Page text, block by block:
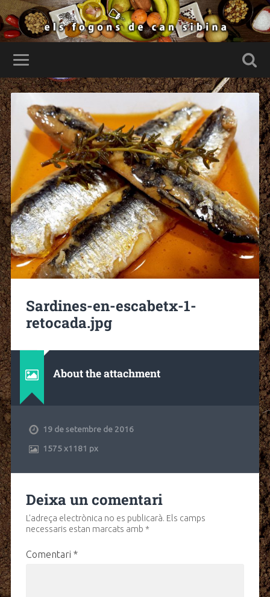
Sardines-en-escabetx-1-
retocada.jpg
About the attachment
19 de setembre de 2016
1575x1181 px
Deixa un comentari
L'adreça electrònica no es publicarà. Els camps
necessaris estan marcats amb *
Comentari *